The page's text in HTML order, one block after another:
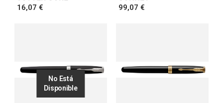
16,07 €
99,07 €
No Está
Disponible